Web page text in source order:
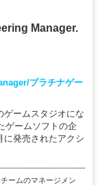
Manager.
プラチナゲー
ゲームスタジオにな
ゲームソフトの企
に発売されたアクシ
ームのマネージメン